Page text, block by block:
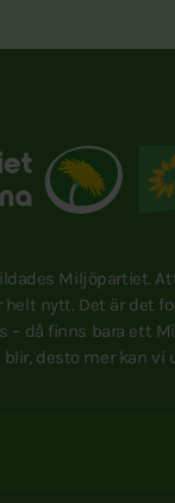
Miljöpartiet.
nytt. Det är det
– då finns bara ett
blir, desto mer kan vi